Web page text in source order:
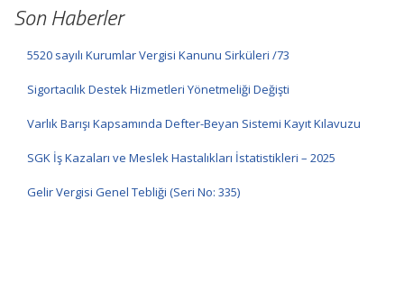
Son Haberler
5520 sayılı Kurumlar Vergisi Kanunu Sirküleri /73
Sigortacılık Destek Hizmetleri Yönetmeliği Değişti
Varlık Barışı Kapsamında Defter-Beyan Sistemi Kayıt Kılavuzu
SGK İş Kazaları ve Meslek Hastalıkları İstatistikleri – 2025
Gelir Vergisi Genel Tebliği (Seri No: 335)